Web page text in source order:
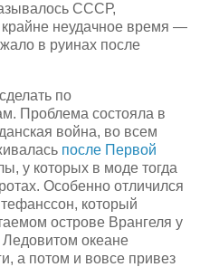
СССР,
неудачное время —
в руинах после
по
Проблема состояла в
война, во всем
после Первой
у которых в моде тогда
Особенно отличился
который
острове Врангеля у
океане
а потом и вовсе привез